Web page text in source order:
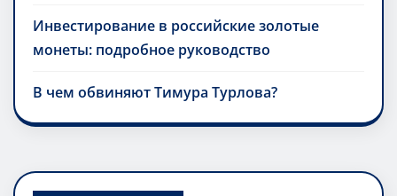
Инвестирование в российские золотые
монеты: подробное руководство
В чем обвиняют Тимура Турлова?